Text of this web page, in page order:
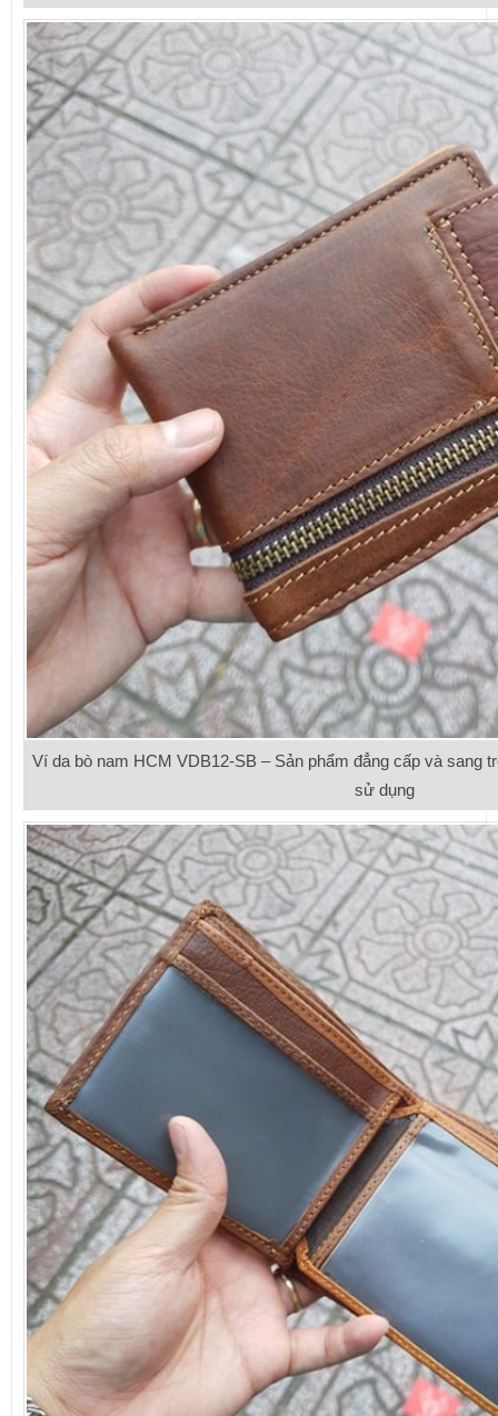
Ví da bò nam HCM VDB12-SB – Sản phẩm đẳng cấp và sang
sử dụng